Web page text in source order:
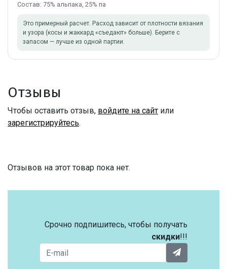
Состав: 75% альпака, 25% па
Это примерный расчет. Расход зависит от плотности вязания
и узора (косы и жаккард «съедают» больше). Берите с
запасом — лучше из одной партии.
Отзывы
Чтобы оставить отзыв, войдите на сайт или
зарегистрируйтесь.
Отзывов на этот товар пока нет.
Срочно подпишитесь, чтобы получать
скидки!!!